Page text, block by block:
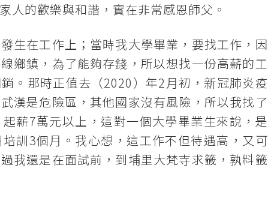
人的歡樂與和諧，實在非常感恩師父。
生在工作上；當時我大學畢業，要找工作，因
鄉鎮，為了能夠存錢，所以想找一份高薪的工
。那時正值去（2020）年2月初，新冠肺炎疫
漢是危險區，其他國家沒有風險，所以我找了
薪7萬元以上，這對一個大學畢業生來說，是
訓3個月。我心想，這工作不但待遇高，又可
我還是在面試前，到埔里大梵寺求籤，孰料籤